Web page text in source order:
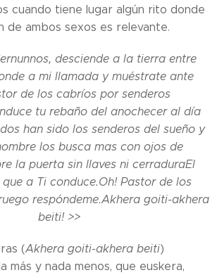
cuando tiene lugar algún rito donde
de ambos sexos es relevante.
desciende a la tierra entre
a mi llamada y muéstrate ante
de los cabríos por senderos
tu rebaño del anochecer al día
han sido los senderos del sueño y
los busca mas con ojos de
la puerta sin llaves ni cerraduraEl
a Ti conduce.Oh! Pastor de los
respóndeme.Akhera goiti-akhera
beiti! >>
(Akhera goiti-akhera beiti)
más y nada menos, que euskera,